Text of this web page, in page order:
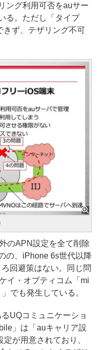
ング利用可否をauサー
る。ただし「タイプ
きず、テザリング不可
のAPN設定を全て削除
の、iPhone 6s世代以降
回避策はない。同じ問
イ・オプティコム「mi
でも発生している。
UQコミュニケーショ
」は「auキャリア設
が用意されており、